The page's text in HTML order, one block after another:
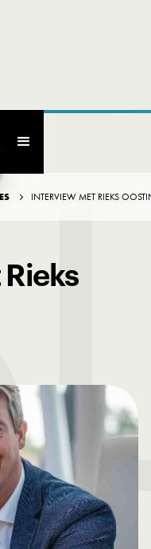
 INTERVIEW MET RIEKS